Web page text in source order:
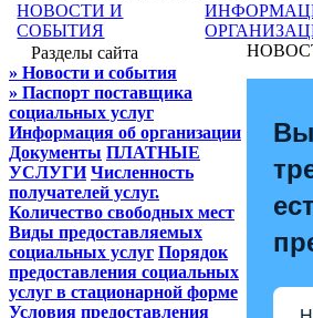
НОВОСТИ И
СОБЫТИЯ
Разделы сайта
» Новости и события
» Паспорт поставщика
социальных услуг
Информация об организации
Документы ПЛАТНЫЕ
УСЛУГИ Численность
получателей услуг.
Количество свободных мест
Виды предоставляемых
социальных услуг Порядок
предоставления социальных
услуг в стационарной форме
Условия предоставления